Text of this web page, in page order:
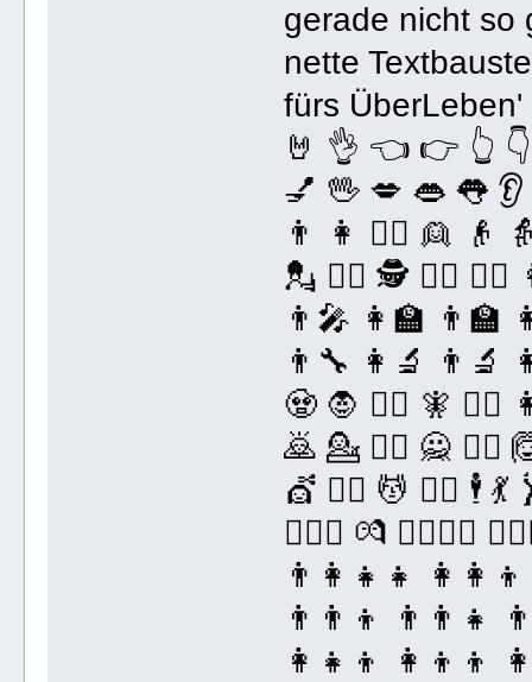
gerade nicht so
nette
fürs ÜberLeben'
🤘 👌 👈 👉 👆
💅 🖖 💋 👄 👅
👨 👩 👱‍♀️ 👱 👴
💂 🕵️‍♀️ 🕵️ 👩‍⚕️ 👨‍⚕️
👨‍🎤 👩‍🏫 👨‍🏫
👨‍🔧 👩‍🔬 👨‍🔬
🧟 🧛 🧛‍♀️ 🧚 🧚‍♂️
🙇 💁 💁‍♂️ 🙅 🙅‍♂️
💇 💇‍♂️ 💆 💆‍♂️ 🕴
👨‍❤️‍👨 💏 👩‍❤️‍💋‍👩
👨‍👩‍👧‍👧
👨‍👨‍👦 👨‍👨‍👧
👩‍👧‍👦 👩‍👦‍👦